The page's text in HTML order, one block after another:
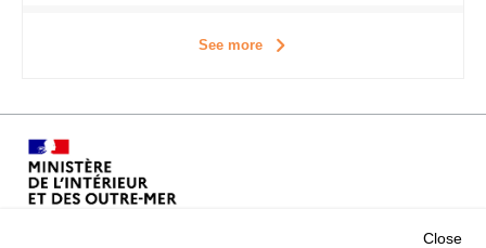
See more
Close